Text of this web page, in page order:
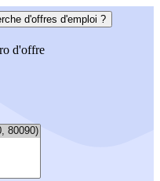
d'offres d'emploi ?
d'offre